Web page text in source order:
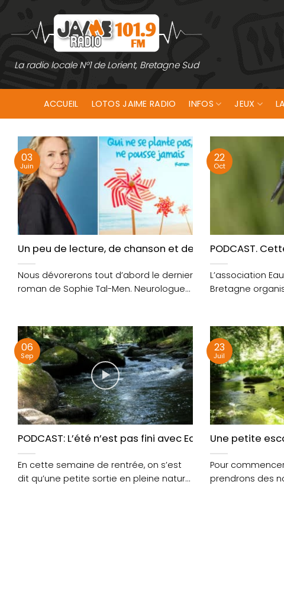
contenu
La radio locale N°1 de Lorient, Bretagne Sud
ACCUEIL LOTOS JAIME RADIO INFOS JEUX
Un peu de lecture, de chanson et de biodiversité cette
Nous dévorerons tout d’abord le dernier
roman de Sophie Tal-Men. Neurologue
03
Juin
PODCAST.
L’association
Bretagne
22
Oct
PODCAST: L’été n’est pas fini avec Eau et Rivières de
En cette semaine de rentrée, on s’est
dit qu’une petite sortie en pleine nature
06
Sep
Une petite
Pour
prendrons des
23
Juil